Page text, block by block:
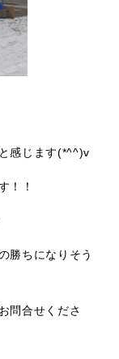
感じます(*^^)v
！！
勝ちになりそう
問合せくださ